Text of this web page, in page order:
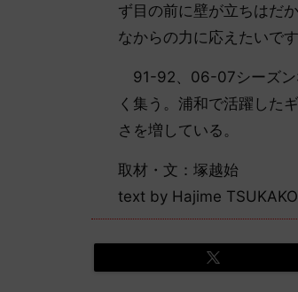
ず目の前に壁が立ちはだ
なからの力に応えたいです
91-92、06-07シーズン
く集う。浦和で活躍した
さを増している。
取材・文：塚越始
text by Hajime